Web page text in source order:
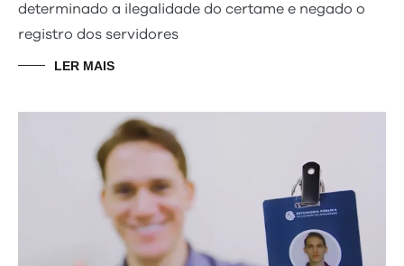
determinado a ilegalidade do certame e negado o
registro dos servidores
LER MAIS